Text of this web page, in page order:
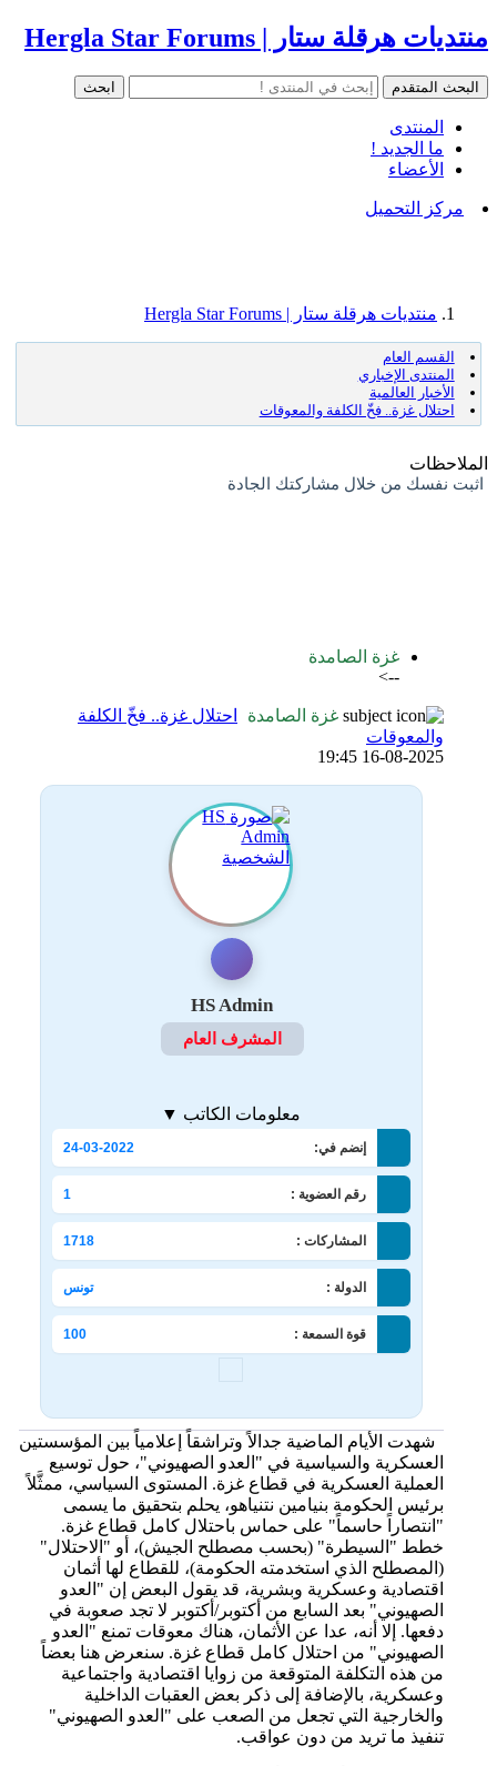
منتديات هرقلة ستار | Hergla Star Forums
المنتدى
ما الجديد !
الأعضاء
مركز التحميل
منتديات هرقلة ستار | Hergla Star Forums
القسم العام
المنتدى الإخباري
الأخبار العالمية
احتلال غزة.. فخّ الكلفة والمعوقات
الملاحظات
اثبت نفسك من خلال مشاركتك الجادة
غزة الصامدة
-->
غزة الصامدة
احتلال غزة.. فخّ الكلفة
والمعوقات
16-08-2025 19:45
HS Admin
المشرف العام
معلومات الكاتب ▼
إنضم في: 24-03-2022
رقم العضوية : 1
المشاركات : 1718
الدولة : تونس
قوة السمعة : 100
شهدت الأيام الماضية جدالاً وتراشقاً إعلامياً بين المؤسستين
العسكرية والسياسية في "العدو الصهيوني"، حول توسيع
العملية العسكرية في قطاع غزة. المستوى السياسي، ممثَّلاً
برئيس الحكومة بنيامين نتنياهو، يحلم بتحقيق ما يسمى
"انتصاراً حاسماً" على حماس باحتلال كامل قطاع غزة.
خطط "السيطرة" (بحسب مصطلح الجيش)، أو "الاحتلال"
(المصطلح الذي استخدمته الحكومة)، للقطاع لها أثمان
اقتصادية وعسكرية وبشرية، قد يقول البعض إن "العدو
الصهيوني" بعد السابع من أكتوبر/أكتوبر لا تجد صعوبة في
دفعها. إلا أنه، عدا عن الأثمان، هناك معوقات تمنع "العدو
الصهيوني" من احتلال كامل قطاع غزة. سنعرض هنا بعضاً
من هذه التكلفة المتوقعة من زوايا اقتصادية واجتماعية
وعسكرية، بالإضافة إلى ذكر بعض العقبات الداخلية
والخارجية التي تجعل من الصعب على "العدو الصهيوني"
تنفيذ ما تريد من دون عواقب.